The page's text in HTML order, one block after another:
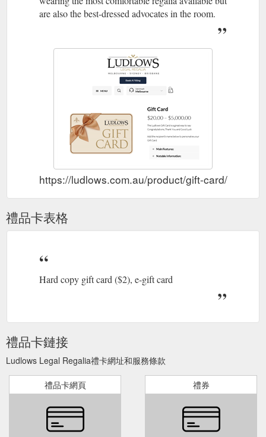
are also the best-dressed advocates in the room.
https://ludlows.com.au/product/gift-card/
禮品卡表格
Hard copy gift card ($2), e-gift card
禮品卡鏈接
Ludlows Legal Regalia禮卡網址和服務條款
禮品卡網頁 禮券